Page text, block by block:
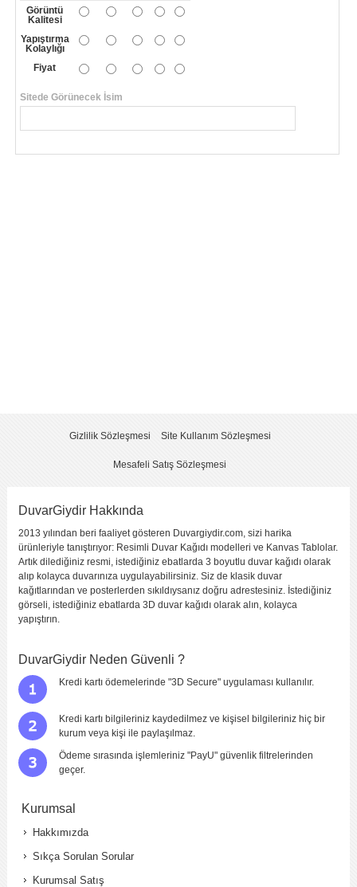
Görüntü
Kalitesi
Yapıştırma
Kolaylığı
Fiyat
Sitede Görünecek İsim
Gizlilik Sözleşmesi Site Kullanım Sözleşmesi
Mesafeli Satış Sözleşmesi
DuvarGiydir Hakkında
2013 yılından beri faaliyet gösteren Duvargiydir.com, sizi harika
ürünleriyle tanıştırıyor: Resimli Duvar Kağıdı modelleri ve Kanvas Tablolar.
Artık dilediğiniz resmi, istediğiniz ebatlarda 3 boyutlu duvar kağıdı olarak
alıp kolayca duvarınıza uygulayabilirsiniz. Siz de klasik duvar
kağıtlarından ve posterlerden sıkıldıysanız doğru adrestesiniz. İstediğiniz
görseli, istediğiniz ebatlarda 3D duvar kağıdı olarak alın, kolayca
yapıştırın.
DuvarGiydir Neden Güvenli ?
Kredi kartı ödemelerinde "3D Secure" uygulaması kullanılır.
Kredi kartı bilgileriniz kaydedilmez ve kişisel bilgileriniz hiç bir
kurum veya kişi ile paylaşılmaz.
Ödeme sırasında işlemleriniz "PayU" güvenlik filtrelerinden
geçer.
Kurumsal
Hakkımızda
Sıkça Sorulan Sorular
Kurumsal Satış